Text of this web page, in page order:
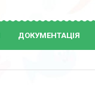
ДОКУМЕНТАЦІЯ